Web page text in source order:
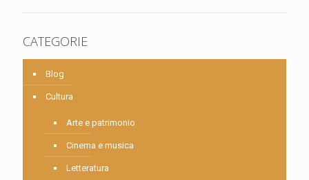
CATEGORIE
Blog
Cultura
Arte e patrimonio
Cinema e musica
Letteratura